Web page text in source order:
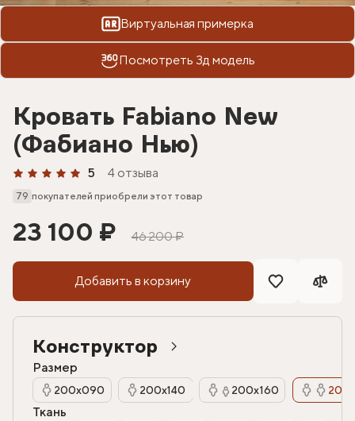
Виртуальная примерка
Посмотреть 3д модель
Кровать Fabiano New
(Фабиано Нью)
5 4 отзыва
79 покупателей приобрели этот товар
23 100 ₽ 46 200 ₽
Добавить в корзину
Конструктор
Размер
200х090 200х140 200х160
Ткань